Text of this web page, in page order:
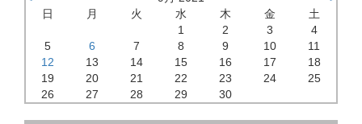
日
月 火 水 木 金
土
1
2 3
4
5
6 7 8 9 10
11
12
13 14 15 16 17
18
19
20 21 22 23 24
25
26
27 28 29 30